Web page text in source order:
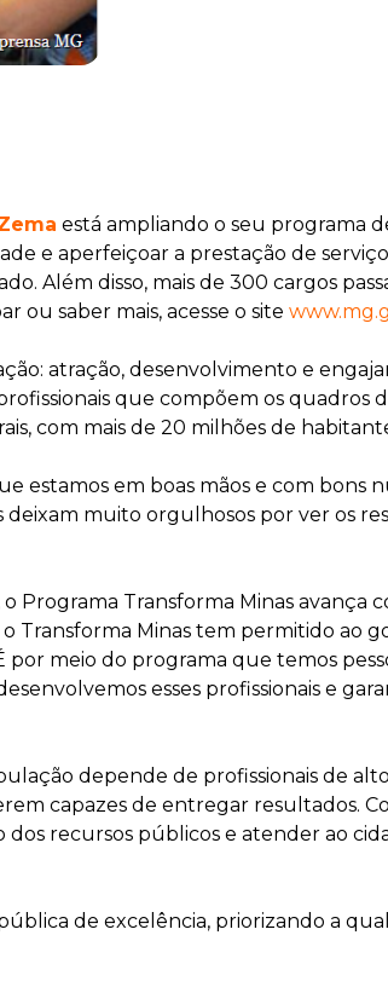
está ampliando o seu programa
e aperfeiçoar a prestação de
Além disso, mais de 300 cargos
ou saber mais, acesse o site
atração, desenvolvimento e
que compõem os quadros
com mais de 20 milhões de
estamos em boas mãos e com bons
muito orgulhosos por ver os
Programa Transforma Minas avança
Transforma Minas tem permitido ao
por meio do programa que temos
esses profissionais e
depende de profissionais de
capazes de entregar resultados.
recursos públicos e atender ao
de excelência, priorizando a